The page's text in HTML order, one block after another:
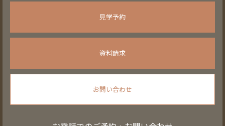
見学予約
資料請求
お問い合わせ